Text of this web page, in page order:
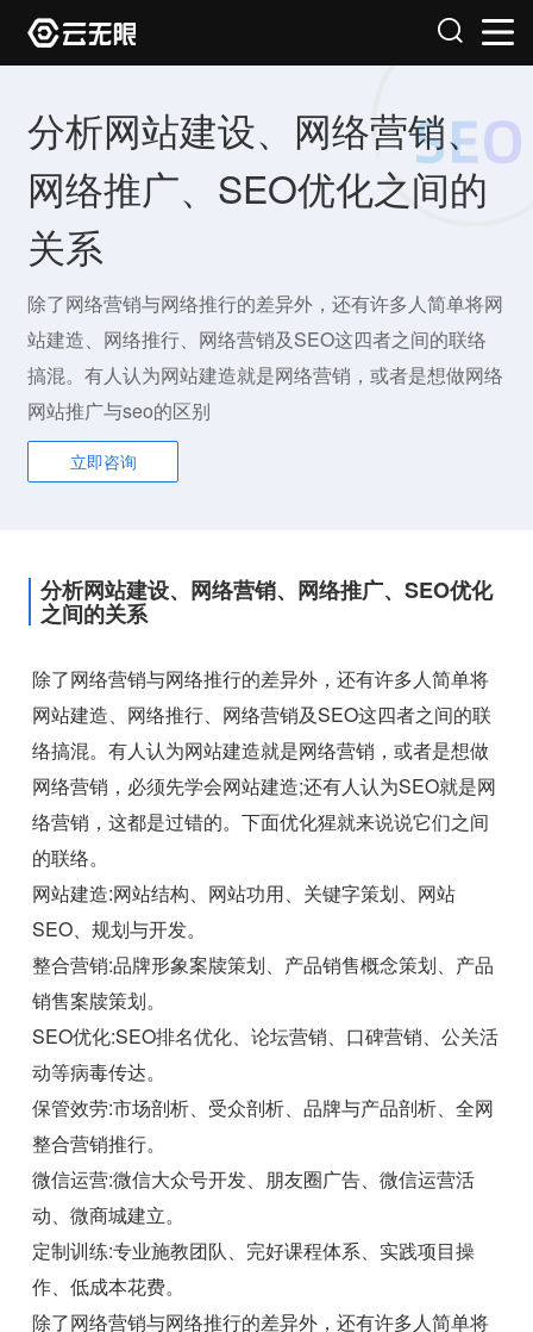
分析网站建设、网络营销、
网络推广、SEO优化之间的
关系
除了网络营销与网络推行的差异外，还有许多人简单将网
站建造、网络推行、网络营销及SEO这四者之间的联络
搞混。有人认为网站建造就是网络营销，或者是想做网络
网站推广与seo的区别
立即咨询
分析网站建设、网络营销、网络推广、SEO优化
之间的关系
除了网络营销与网络推行的差异外，还有许多人简单将
网站建造、网络推行、网络营销及SEO这四者之间的联
络搞混。有人认为网站建造就是网络营销，或者是想做
网络营销，必须先学会网站建造;还有人认为SEO就是网
络营销，这都是过错的。下面优化猩就来说说它们之间
的联络。
网站建造:网站结构、网站功用、关键字策划、网站
SEO、规划与开发。
整合营销:品牌形象案牍策划、产品销售概念策划、产品
销售案牍策划。
SEO优化:SEO排名优化、论坛营销、口碑营销、公关活
动等病毒传达。
保管效劳:市场剖析、受众剖析、品牌与产品剖析、全网
整合营销推行。
微信运营:微信大众号开发、朋友圈广告、微信运营活
动、微商城建立。
定制训练:专业施教团队、完好课程体系、实践项目操
作、低成本花费。
除了网络营销与网络推行的差异外，还有许多人简单将